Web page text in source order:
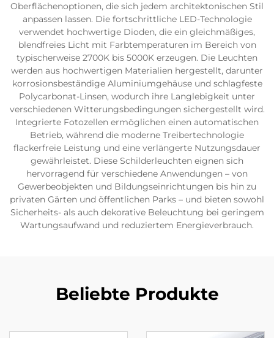
Oberflächenoptionen, die sich jedem architektonischen Stil
anpassen lassen. Die fortschrittliche LED-Technologie
verwendet hochwertige Dioden, die ein gleichmäßiges,
blendfreies Licht mit Farbtemperaturen im Bereich von
typischerweise 2700K bis 5000K erzeugen. Die Leuchten
werden aus hochwertigen Materialien hergestellt, darunter
korrosionsbeständige Aluminiumgehäuse und schlagfeste
Polycarbonat-Linsen, wodurch ihre Langlebigkeit unter
verschiedenen Witterungsbedingungen sichergestellt wird.
Integrierte Fotozellen ermöglichen einen automatischen
Betrieb, während die moderne Treibertechnologie
flackerfreie Leistung und eine verlängerte Nutzungsdauer
gewährleistet. Diese Schilderleuchten eignen sich
hervorragend für verschiedene Anwendungen – von
Gewerbeobjekten und Bildungseinrichtungen bis hin zu
privaten Gärten und öffentlichen Parks – und bieten sowohl
Sicherheits- als auch dekorative Beleuchtung bei geringem
Wartungsaufwand und reduziertem Energieverbrauch.
Beliebte Produkte